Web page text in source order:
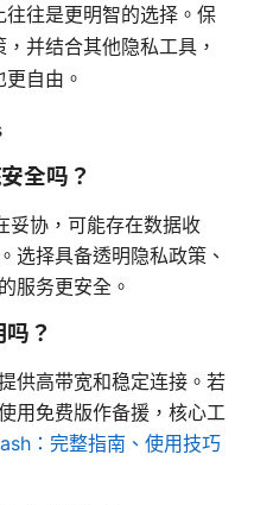
往是更明智的选择。保
并结合其他隐私工具，
自由。
全吗？
妥协，可能存在数据收
选择具备透明隐私政策、
服务更安全。
？
供高带宽和稳定连接。若
用免费版作备援，核心工
：完整指南、使用技巧